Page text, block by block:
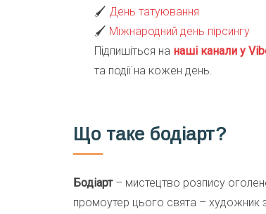
🖌 День татуювання
🖌 Міжнародний день пірсингу
Підпишіться на наші канали у
та події на кожен день.
Що таке бодіарт?
Бодіарт– мистецтво розпису
промоутер цього свята – художник